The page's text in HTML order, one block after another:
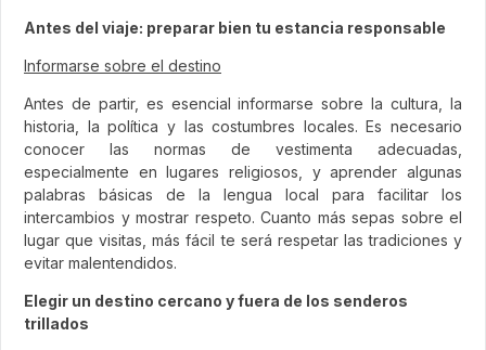
Antes del viaje: preparar bien tu estancia responsable
Informarse sobre el destino
Antes de partir, es esencial informarse sobre la cultura, la
historia, la política y las costumbres locales. Es necesario
conocer las normas de vestimenta adecuadas,
especialmente en lugares religiosos, y aprender algunas
palabras básicas de la lengua local para facilitar los
intercambios y mostrar respeto. Cuanto más sepas sobre el
lugar que visitas, más fácil te será respetar las tradiciones y
evitar malentendidos.
Elegir un destino cercano y fuera de los senderos
trillados